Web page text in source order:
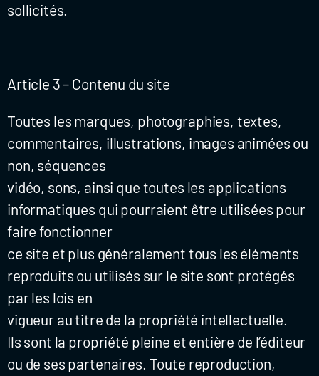
sollicités.
Article 3 – Contenu du site
Toutes les marques, photographies, textes,
commentaires, illustrations, images animées ou
non, séquences
vidéo, sons, ainsi que toutes les applications
informatiques qui pourraient être utilisées pour
faire fonctionner
ce site et plus généralement tous les éléments
reproduits ou utilisés sur le site sont protégés
par les lois en
vigueur au titre de la propriété intellectuelle.
Ils sont la propriété pleine et entière de l’éditeur
ou de ses partenaires. Toute reproduction,